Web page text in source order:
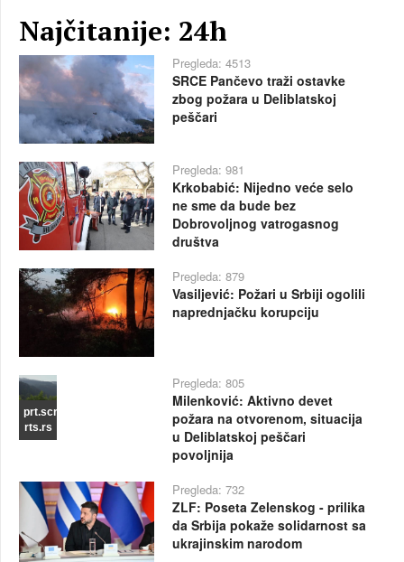
Najčitanije: 24h
Pregleda: 4513
SRCE Pančevo traži ostavke
zbog požara u Deliblatskoj
peščari
Pregleda: 981
Krkobabić: Nijedno veće selo
ne sme da bude bez
Dobrovoljnog vatrogasnog
društva
Pregleda: 879
Vasiljević: Požari u Srbiji ogolili
naprednjačku korupciju
prt.scr
rts.rs
Pregleda: 805
Milenković: Aktivno devet
požara na otvorenom, situacija
u Deliblatskoj peščari
povoljnija
Pregleda: 732
ZLF: Poseta Zelenskog - prilika
da Srbija pokaže solidarnost sa
ukrajinskim narodom